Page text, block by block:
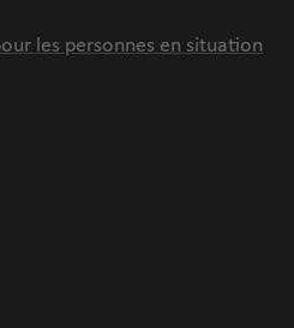
les personnes en situation